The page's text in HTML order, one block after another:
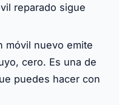
reparado sigue
móvil nuevo emite
cero. Es una de
puedes hacer con